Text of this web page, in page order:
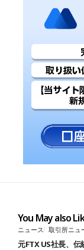
You May also
ニュース 取引所ニュ
元FTX US社長、伝